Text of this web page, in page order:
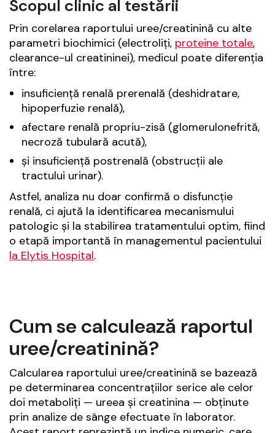
Scopul clinic al testării
Prin corelarea raportului uree/creatinină cu alte
parametri biochimici (electroliți, proteine totale,
clearance-ul creatininei), medicul poate diferenția
între:
insuficiență renală prerenală (deshidratare,
hipoperfuzie renală),
afectare renală propriu-zisă (glomerulonefrită,
necroză tubulară acută),
și insuficiență postrenală (obstrucții ale
tractului urinar).
Astfel, analiza nu doar confirmă o disfuncție
renală, ci ajută la identificarea mecanismului
patologic și la stabilirea tratamentului optim, fiind
o etapă importantă în managementul pacientului
la Elytis Hospital.
Cum se calculează raportul
uree/creatinină?
Calcularea raportului uree/creatinină se bazează
pe determinarea concentrațiilor serice ale celor
doi metaboliți — ureea și creatinina — obținute
prin analize de sânge efectuate în laborator.